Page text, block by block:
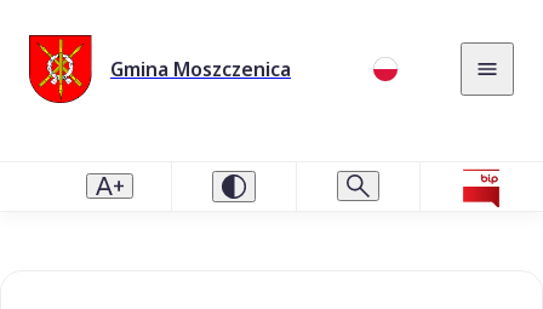
Gmina Moszczenica